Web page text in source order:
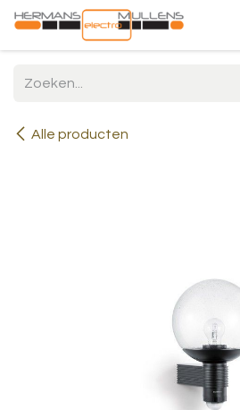
Overslaan naar inhoud
Alle producten